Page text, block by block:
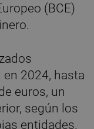
(BCE)
2024, hasta
euros, un
según los
entidades.